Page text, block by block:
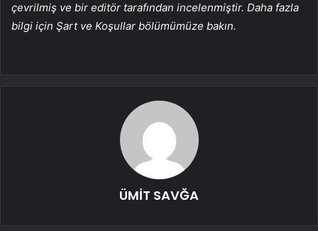
çevrilmiş ve bir editör tarafından incelenmiştir. Daha fazla
bilgi için Şart ve Koşullar bölümümüze bakın.
ÜMİT SAVĞA